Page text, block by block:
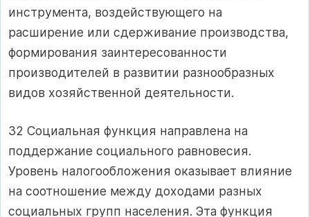
инструмента, воздействующего на
расширение или сдерживание производства,
формирования заинтересованности
производителей в развитии разнообразных
видов хозяйственной деятельности.
32 Социальная функция направлена на
поддержание социального равновесия.
Уровень налогообложения оказывает влияние
на соотношение между доходами разных
социальных групп населения. Эта функция